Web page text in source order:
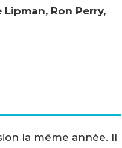
Ron Perry,
la même année. Il